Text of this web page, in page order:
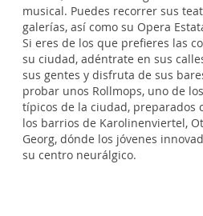
musical. Puedes recorrer sus
galerías, así como su Opera
Si eres de los que prefieres las
su ciudad, adéntrate en sus
sus gentes y disfruta de sus
probar unos Rollmops, uno de
típicos de la ciudad, preparados
los barrios de Karolinenviertel,
Georg, dónde los jóvenes
su centro neurálgico.